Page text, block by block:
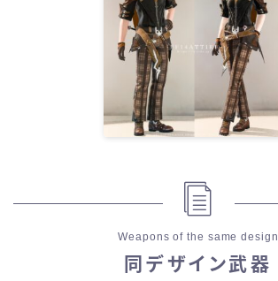
Weapons of the same design
同デザイン武器